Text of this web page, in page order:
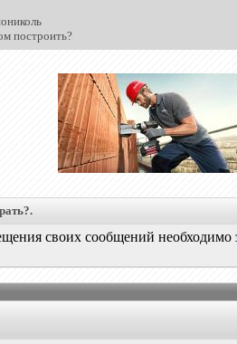
построить?
своих сообщений необходимо